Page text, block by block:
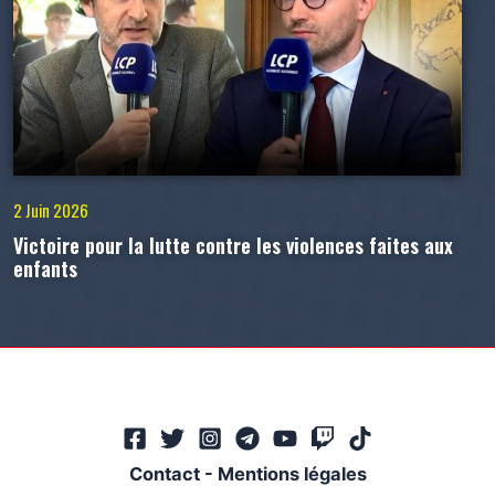
2 Juin 2026
Victoire pour la lutte contre les violences faites aux
enfants
Contact- Mentions légales